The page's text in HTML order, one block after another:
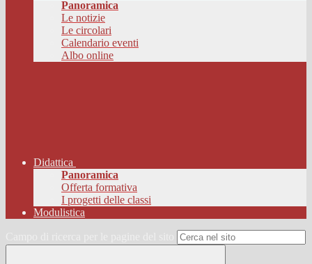
Panoramica
Le notizie
Le circolari
Calendario eventi
Albo online
Didattica
Panoramica
Offerta formativa
I progetti delle classi
Modulistica